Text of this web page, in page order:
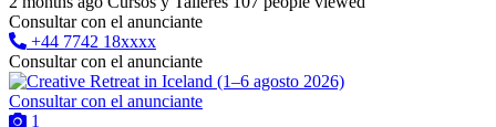
Consultar con el anunciante
+44 7742 18xxxx
Consultar con el anunciante
Consultar con el anunciante
1